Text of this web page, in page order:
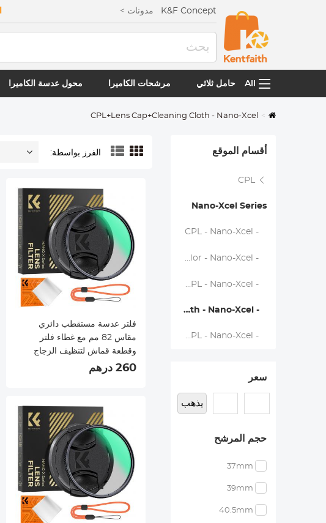
K&F Concept مدونات >
All حامل ثلاثي مرشحات الكاميرا محول عدسة الكاميرا
CPL+Lens Cap+Cleaning Cloth - Nano-Xcel
أقسام الموقع
CPL
Nano-Xcel Series
- CPL - Nano-Xcel
- CPL True Color - Nano-Xcel
- Ultra-low Reflectivity CPL - Nano-Xcel
- CPL+Lens Cap+Cleaning Cloth - Nano-Xcel
- Magnetic CPL - Nano-Xcel
سعر
يذهب
حجم المرشح
37mm
39mm
40.5mm
الفرز بواسطة:
فلتر عدسة مستقطب دائري
مقاس 82 مم مع غطاء فلتر
وقطعة قماش لتنظيف الزجاج
260 درهم